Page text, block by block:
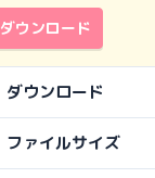
ダウンロード
ダウンロード
ファイルサイズ